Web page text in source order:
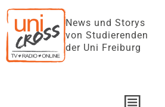
News und Storys
von Studierenden
der Uni Freiburg